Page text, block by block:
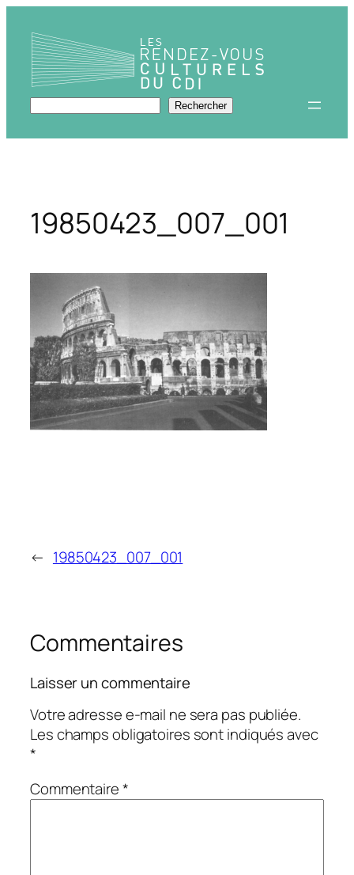
contenu
Rechercher Rechercher
19850423_007_001
← 19850423_007_001
Commentaires
Laisser un commentaire
Votre adresse e-mail ne sera pas publiée.
Les champs obligatoires sont indiqués avec
*
Commentaire*